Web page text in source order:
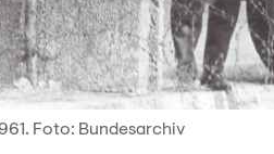
Foto: Bundesarchiv